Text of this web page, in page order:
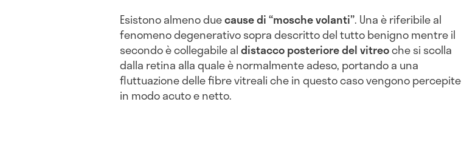
Esistono almeno duecause di “mosche volanti”. Una è riferibile al
fenomeno degenerativo sopra descritto del tutto benigno mentre il
secondo è collegabile aldistacco posteriore del vitreoche si scolla
dalla retina alla quale è normalmente adeso, portando a una
fluttuazione delle fibre vitreali che in questo caso vengono percepite
in modo acuto e netto.